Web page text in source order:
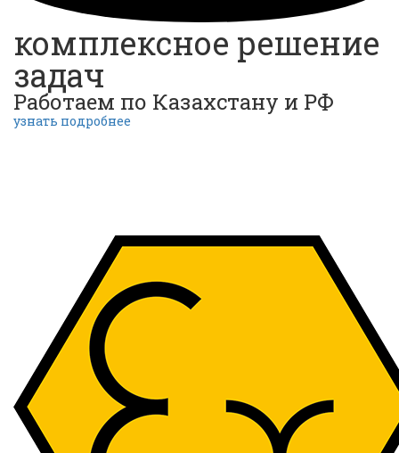
комплексное решение
задач
Работаем по Казахстану и РФ
узнать подробнее